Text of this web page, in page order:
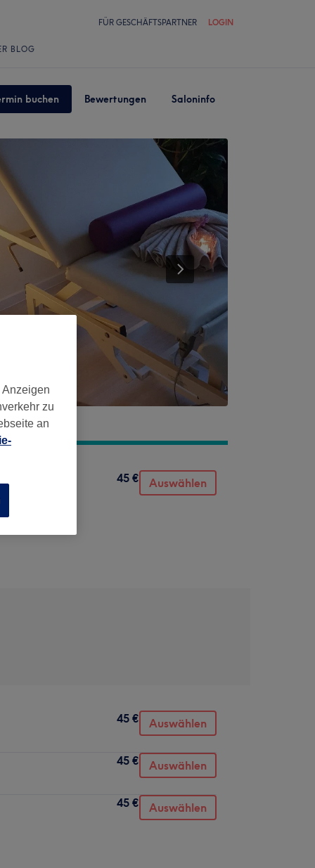
FÜR GESCHÄFTSPARTNER LOGIN
BLOG
buchen Bewertungen Saloninfo
45 € Auswählen
45 € Auswählen
45 € Auswählen
45 € Auswählen
zu
an